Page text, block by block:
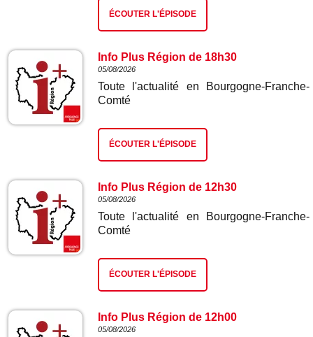
ÉCOUTER L'ÉPISODE
Info Plus Région de 18h30
05/08/2026
Toute l'actualité en Bourgogne-Franche-
Comté
ÉCOUTER L'ÉPISODE
Info Plus Région de 12h30
05/08/2026
Toute l'actualité en Bourgogne-Franche-
Comté
ÉCOUTER L'ÉPISODE
Info Plus Région de 12h00
05/08/2026